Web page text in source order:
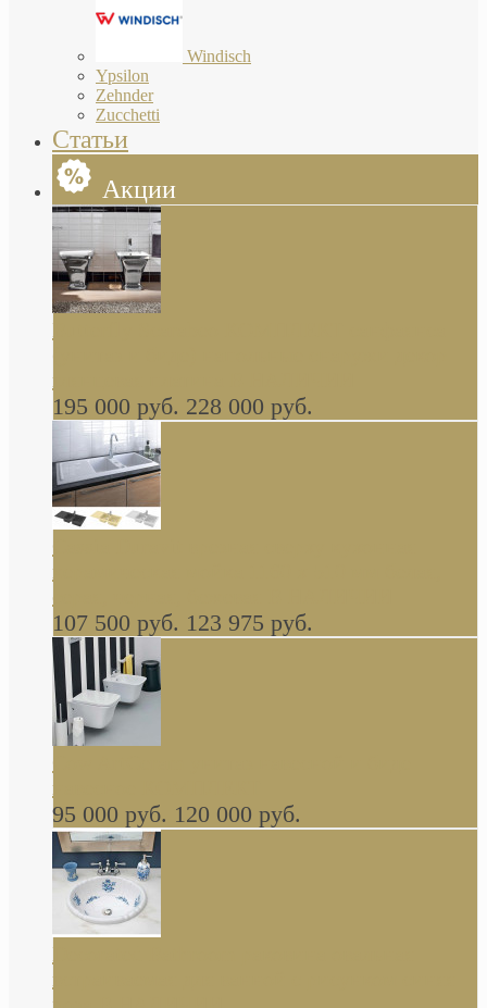
Windisch
Ypsilon
Zehnder
Zucchetti
Статьи
Акции
Butterfly Scarabeo КОМПЛЕКТ санфаянса
глянцевая платина В НАЛИЧИИ
195 000 руб. 228 000 руб.
керамическая мойка 1160 x 510 мм белая,
серая, черная, бежевая В НАЛИЧИИ
107 500 руб. 123 975 руб.
навесное КОМПЛЕКТ
95 000 руб. 120 000 руб.
Decorated Bathroom раковина овальная
встраиваемая для ванной с рисунком синяя